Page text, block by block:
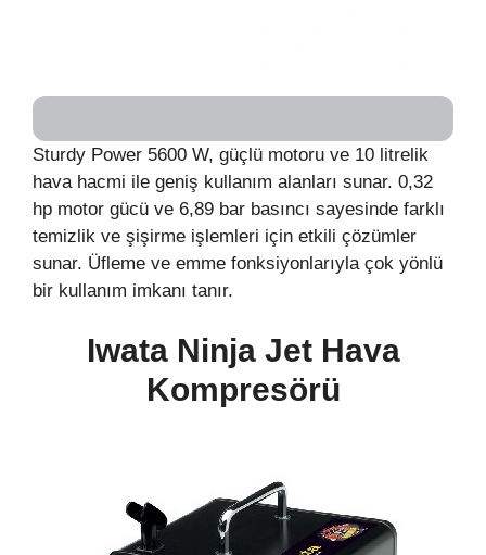
Sturdy Power 5600 W, güçlü motoru ve 10 litrelik
hava hacmi ile geniş kullanım alanları sunar. 0,32
hp motor gücü ve 6,89 bar basıncı sayesinde farklı
temizlik ve şişirme işlemleri için etkili çözümler
sunar. Üfleme ve emme fonksiyonlarıyla çok yönlü
bir kullanım imkanı tanır.
Iwata Ninja Jet Hava
Kompresörü